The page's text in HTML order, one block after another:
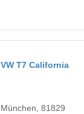
VW T7 California
München, 81829